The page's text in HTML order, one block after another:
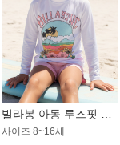
사이즈 8~16세